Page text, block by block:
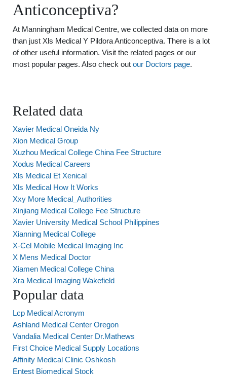
Anticonceptiva?
At Manningham Medical Centre, we collected data on more
than just Xls Medical Y Pildora Anticonceptiva. There is a lot
of other useful information. Visit the related pages or our
most popular pages. Also check out our Doctors page.
Related data
Xavier Medical Oneida Ny
Xion Medical Group
Xuzhou Medical College China Fee Structure
Xodus Medical Careers
Xls Medical Et Xenical
Xls Medical How It Works
Xxy More Medical_Authorities
Xinjiang Medical College Fee Structure
Xavier University Medical School Philippines
Xianning Medical College
X-Cel Mobile Medical Imaging Inc
X Mens Medical Doctor
Xiamen Medical College China
Xra Medical Imaging Wakefield
Popular data
Lcp Medical Acronym
Ashland Medical Center Oregon
Vandalia Medical Center Dr.Mathews
First Choice Medical Supply Locations
Affinity Medical Clinic Oshkosh
Entest Biomedical Stock